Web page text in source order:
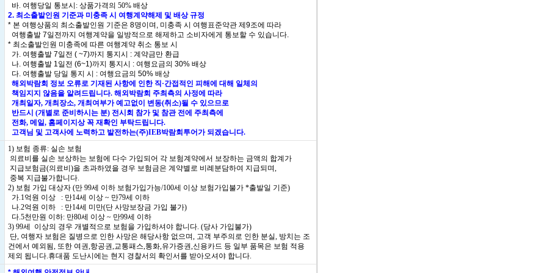
바. 여행당일 통보시: 상품가격의 50% 배상
2. 최소출발인원 기준과 미충족 시 여행계약해제 및 배상 규정
* 본 여행상품의 최소출발인원 기준은 8명이며, 미충족 시 여행표준약관 제9조에 따라
여행출발 7일전까지 여행계약을 일방적으로 해제하고 소비자에게 통보할 수 있습니다.
* 최소출발인원 미충족에 따른 여행계약 취소 통보 시
가. 여행출발 7일전 ( ~7)까지 통지시 : 계약금만 환급
나. 여행출발 1일전 (6~1)까지 통지시 : 여행요금의 30% 배상
다. 여행출발 당일 통지 시 : 여행요금의 50% 배상
해외박람회 정보 오류로 기재된 사항에 인한 직·간접적인 피해에 대해 일체의
책임지지 않음을 알려드립니다. 해외박람회 주최측의 사정에 따라
개최일자, 개최장소, 개최여부가 예고없이 변동(취소)될 수 있으므로
반드시 (개별로 준비하시는 분) 전시회 참가 및 참관 전에 주최측에
전화, 메일, 홈페이지상 꼭 재확인 부탁드립니다.
고객님 및 고객사에 노력하고 발전하는(주)IEB박람회투어가 되겠습니다.
1) 보험 종류: 실손 보험
의료비를 실손 보상하는 보험에 다수 가입되어 각 보험계약에서 보장하는 금액의 합계가
지급보험금(의료비)을 초과하였을 경우 보험금은 계약별로 비례분담하여 지급되며,
중복 지급불가합니다.
2) 보험 가입 대상자 (만 99세 이하 보험가입가능/100세 이상 보험가입불가 *출발일 기준)
가.1억원 이상 : 만14세 이상 ~ 만79세 이하
나.2억원 이하 : 만14세 미만(단 사망보장금 가입 불가)
다.5천만원 이하: 만80세 이상 ~ 만99세 이하
3) 99세 이상의 경우 개별적으로 보험을 가입하셔야 합니다. (당사 가입불가)
단, 여행자 보험은 질병으로 인한 사망은 해당사항 없으며, 고객 부주의로 인한 분실, 방치는 조
건에서 예외됨, 또한 여권,항공권,교통패스,통화,유가증권,신용카드 등 일부 품목은 보험 적용
제외 됩니다.휴대품 도난시에는 현지 경찰서의 확인서를 받아오셔야 합니다.